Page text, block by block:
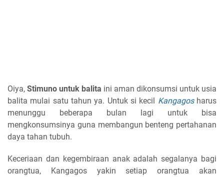
Oiya, Stimuno untuk balita ini aman dikonsumsi untuk usia
balita mulai satu tahun ya. Untuk si kecil Kangagos harus
menunggu beberapa bulan lagi untuk bisa
mengkonsumsinya guna membangun benteng pertahanan
daya tahan tubuh.
Keceriaan dan kegembiraan anak adalah segalanya bagi
orangtua, Kangagos yakin setiap orangtua akan